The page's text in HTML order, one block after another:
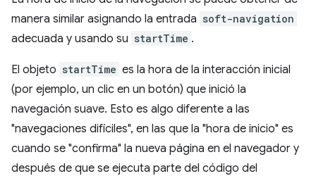
manera similar asignando la entrada soft-navigation
adecuada y usando su startTime .
El objeto startTime es la hora de la interacción inicial
(por ejemplo, un clic en un botón) que inició la
navegación suave. Esto es algo diferente a las
"navegaciones difíciles", en las que la "hora de inicio" es
cuando se "confirma" la nueva página en el navegador y
después de que se ejecuta parte del código del